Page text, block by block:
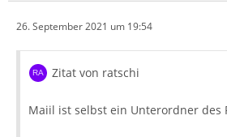
26. September 2021 um 19:54
Zitat von ratschi
Maiil ist selbst ein Unterordner des